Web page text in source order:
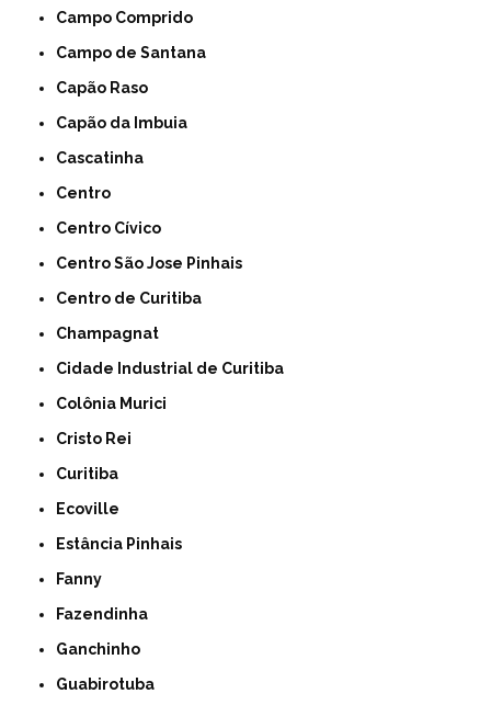
Campo Comprido
Campo de Santana
Capão Raso
Capão da Imbuia
Cascatinha
Centro
Centro Cívico
Centro São Jose Pinhais
Centro de Curitiba
Champagnat
Cidade Industrial de Curitiba
Colônia Murici
Cristo Rei
Curitiba
Ecoville
Estância Pinhais
Fanny
Fazendinha
Ganchinho
Guabirotuba